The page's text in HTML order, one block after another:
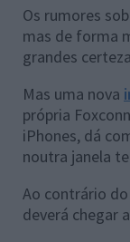
Os rumores
mas de forma
grandes
Mas uma nova
própria
iPhones, dá
noutra janela
Ao contrário
deverá chegar